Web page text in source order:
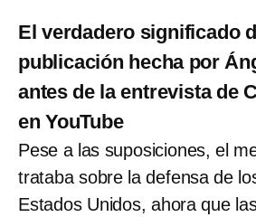
El verdadero significado
publicación hecha por
antes de la entrevista de
en YouTube
Pese a las suposiciones, el
trataba sobre la defensa de
Estados Unidos, ahora que